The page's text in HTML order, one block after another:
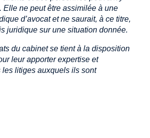
Elle ne peut être assimilée à une
d’avocat et ne saurait, à ce titre,
juridique sur une situation donnée.
du cabinet se tient à la disposition
leur apporter expertise et
les litiges auxquels ils sont